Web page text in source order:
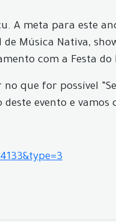
A meta para este
Música Nativa,
com a Festa do
que for possível
evento e vamos